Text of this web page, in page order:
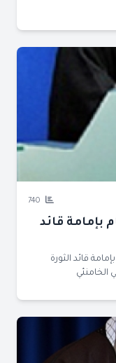
قائد
قائد الثورة
الخامنئي